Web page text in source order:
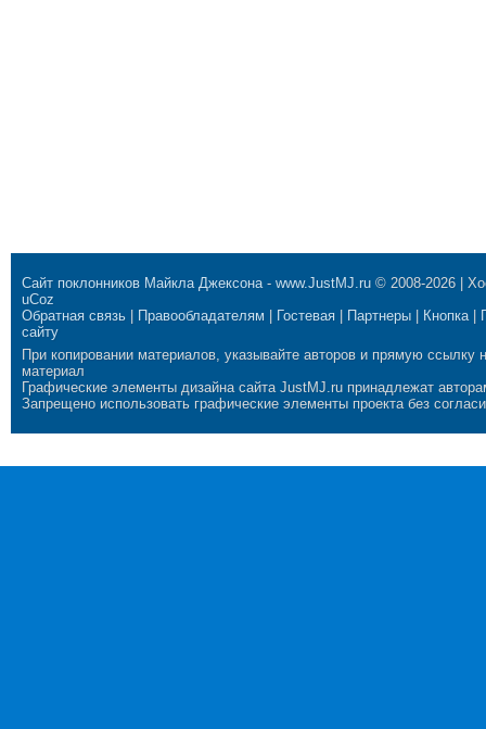
Сайт поклонников Майкла Джексона- www.JustMJ.ru © 2008-2026 |
uCoz
Обратная связь
Правообладателям Гостевая Партнеры Кнопка|
сайту
При копировании материалов, указывайте авторов и прямую ссылку
материал
Графические элементы дизайна сайта JustMJ.ru принадлежат
Запрещено использовать графические элементы проекта без